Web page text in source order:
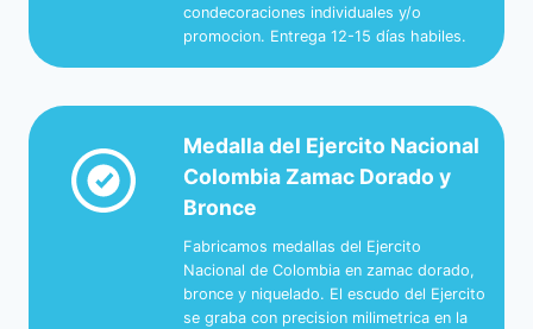
condecoraciones individuales y/o
promocion. Entrega 12-15 días habiles.
Medalla del Ejercito Nacional
Colombia Zamac Dorado y
Bronce
Fabricamos medallas del Ejercito
Nacional de Colombia en zamac dorado,
bronce y niquelado. El escudo del Ejercito
se graba con precision milimetrica en la